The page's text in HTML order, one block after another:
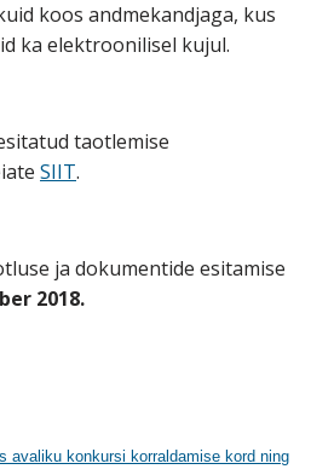
koos andmekandjaga, kus
ka elektroonilisel kujul.
taotlemise
SIIT.
ja dokumentide esitamise
2018.
avaliku konkursi korraldamise kord ning